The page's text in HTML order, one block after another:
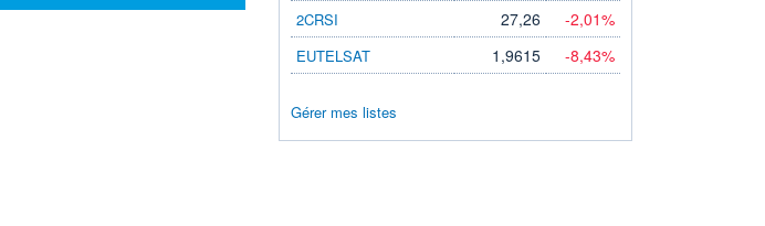
2CRSI 27,26 -2,01%
EUTELSAT 1,9615 -8,43%
Gérer mes listes